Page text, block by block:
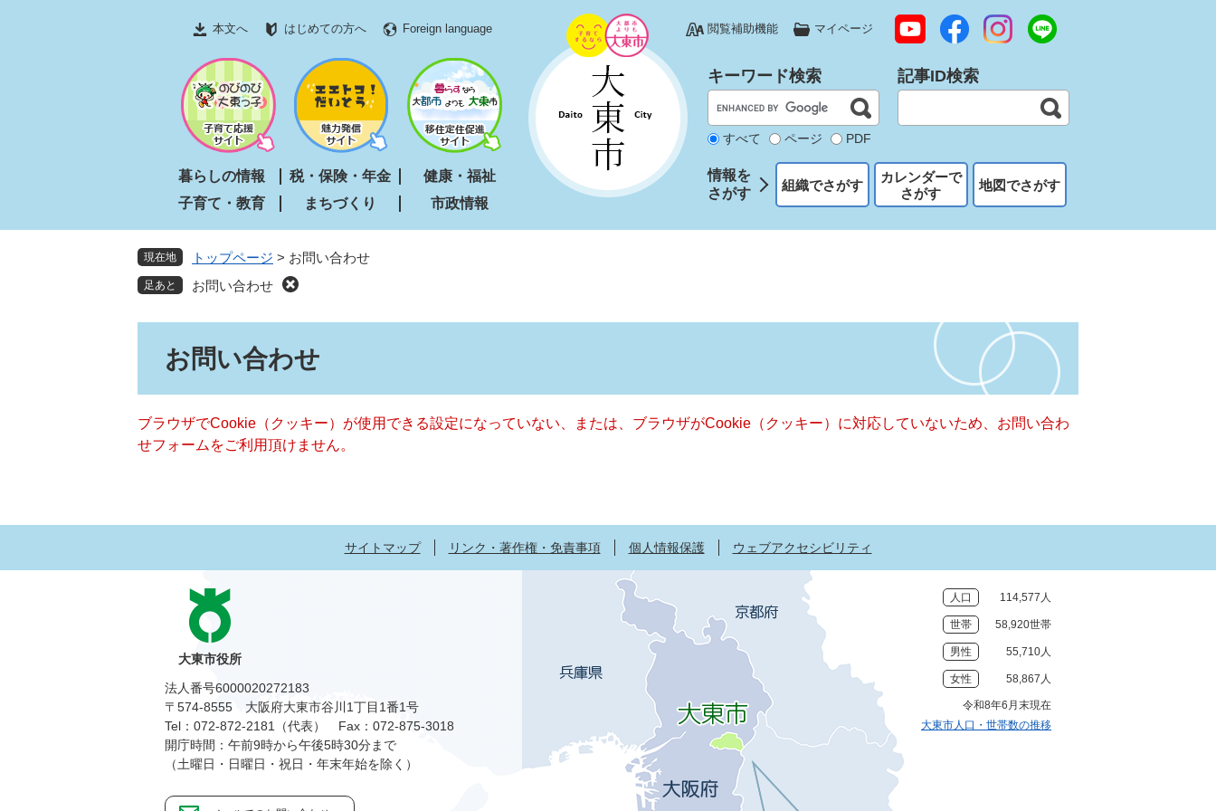
文
本文へ はじめての方へ Foreign language 閲覧補助機能 マイページ
暮らしの情報 税・保険・年金
健康・福祉
子育て・教育
まちづくり 市政情報
キーワード検索
すべて ページ PDF
記事ID検索
情報を
さがす
組織でさがす
カレンダーで
さがす
地図でさがす
現在地 トップページ > お問い合わせ
お問い合わせ
お問い合わせ
ブラウザでCookie（クッキー）が使用できる設定になっていない、または、ブラウザがCookie（クッキー）に対応していないため、お問い合わ
せフォームをご利用頂けません。
サイトマップ リンク・著作権・免責事項 個人情報保護 ウェブアクセシビリティ
人口 114,577人
世帯 58,920世帯
男性 55,710人
女性 58,867人
令和8年6月末現在
大東市人口・世帯数の推移
大東市役所
法人番号6000020272183
〒574-8555 大阪府大東市谷川1丁目1番1号
Tel：072-872-2181（代表）
Fax：072-875-3018
開庁時間：午前9時から午後5時30分まで
（土曜日・日曜日・祝日・年末年始を除く）